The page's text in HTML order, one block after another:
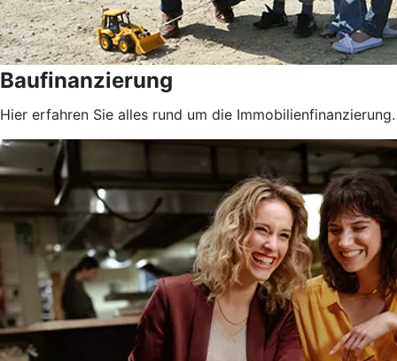
Baufinanzierung
Hier erfahren Sie alles rund um die Immobilienfinanzierung.